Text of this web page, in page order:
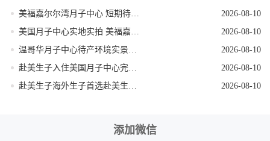
2026-08-10
2026-08-10
2026-08-10
2026-08-10
2026-08-10
添加微信